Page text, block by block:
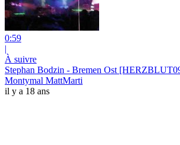
0:59
|
À suivre
Stephan Bodzin - Bremen Ost
Montymal MattMarti
il y a 18 ans